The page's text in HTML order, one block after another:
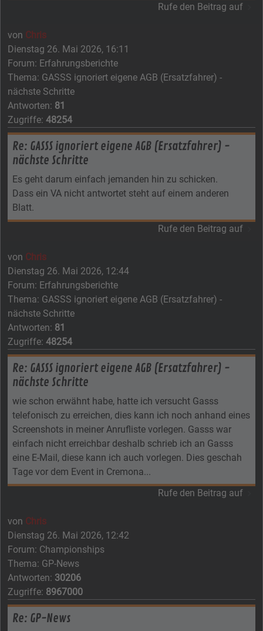
Rufe den Beitrag auf
von Chris
Dienstag 26. Mai 2026, 16:11
Forum: Erfahrungsberichte
Thema: GASSS ignoriert eigene AGB (Ersatzfahrer) -
nächste Schritte
Antworten: 81
Zugriffe: 48254
Re: GASSS ignoriert eigene AGB (Ersatzfahrer) -
nächste Schritte
Es geht darum einfach jemanden hin zu schicken.
Dass ein VA nicht antwortet steht auf einem anderen
Blatt.
Rufe den Beitrag auf
von Chris
Dienstag 26. Mai 2026, 12:44
Forum: Erfahrungsberichte
Thema: GASSS ignoriert eigene AGB (Ersatzfahrer) -
nächste Schritte
Antworten: 81
Zugriffe: 48254
Re: GASSS ignoriert eigene AGB (Ersatzfahrer) -
nächste Schritte
wie schon erwähnt habe, hatte ich versucht Gasss
telefonisch zu erreichen, dies kann ich noch anhand eines
Screenshots in meiner Anrufliste vorlegen. Gasss war
einfach nicht erreichbar deshalb schrieb ich an Gasss
eine E-Mail, diese kann ich auch vorlegen. Dies geschah
Tage vor dem Event in Cremona...
Rufe den Beitrag auf
von Chris
Dienstag 26. Mai 2026, 12:42
Forum: Championships
Thema: GP-News
Antworten: 30206
Zugriffe: 8967000
Re: GP-News